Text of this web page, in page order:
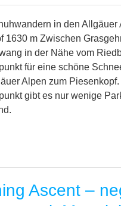
in den Allgäuer
1630 m Zwischen
in der Nähe vom
für eine schöne
Alpen zum Piesenkopf.
gibt es nur wenige
Ascent –